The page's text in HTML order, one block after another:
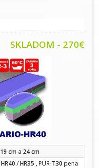
SKLADOM - 270€
19 cm a 24 cm
HR40 /HR35 , PUR-T30 pena